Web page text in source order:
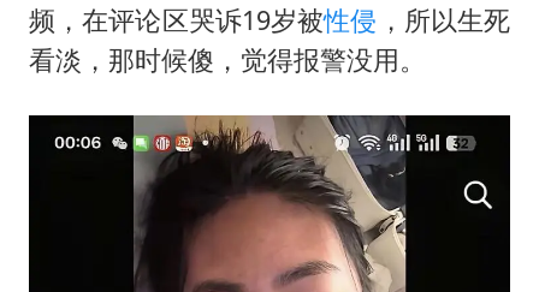
BLG经理辟谣Bin离队
曹颖儿子首次演长剧
“开学三件套”全线暴涨
频，在评论区哭诉19岁被性侵 ，所以生死
看淡，那时候傻，觉得报警没用。